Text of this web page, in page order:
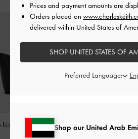
حقيبة باكت (دلو) غابين
شنطة باكت إدنا Shop our United Arab
Prices and payment amounts are
Orders placed on
delivered within United States of
SHOP UNITED STATES OF
Preferred Language: